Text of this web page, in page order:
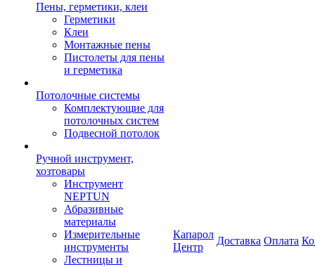
Пены, герметики, клеи
Герметики
Клеи
Монтажные пены
Пистолеты для пены
и герметика
Потолочные системы
Комплектующие для
потолочных систем
Подвесной потолок
Ручной инструмент,
хозтовары
Инструмент
NEPTUN
Абразивные
материалы
Измерительные
инструменты
Лестницы и
Капарол
Центр
Доставка Оплата